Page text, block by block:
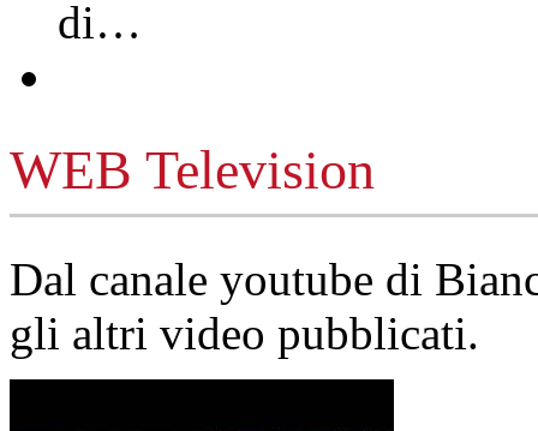
di…
WEB Television
Dal canale youtube di
gli altri video pubblicati.